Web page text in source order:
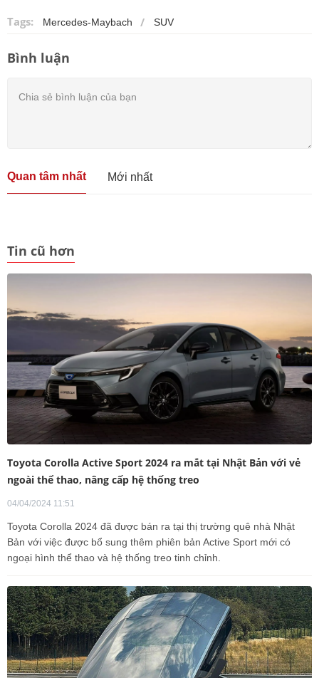
Tags: Mercedes-Maybach SUV
Bình luận
Quan tâm nhất Mới nhất
Tin cũ hơn
Toyota Corolla Active Sport 2024 ra mắt tại Nhật Bản với vẻ
ngoài thể thao, nâng cấp hệ thống treo
04/04/2024 11:51
Toyota Corolla 2024 đã được bán ra tại thị trường quê nhà Nhật
Bản với việc được bổ sung thêm phiên bản Active Sport mới có
ngoại hình thể thao và hệ thống treo tinh chỉnh.